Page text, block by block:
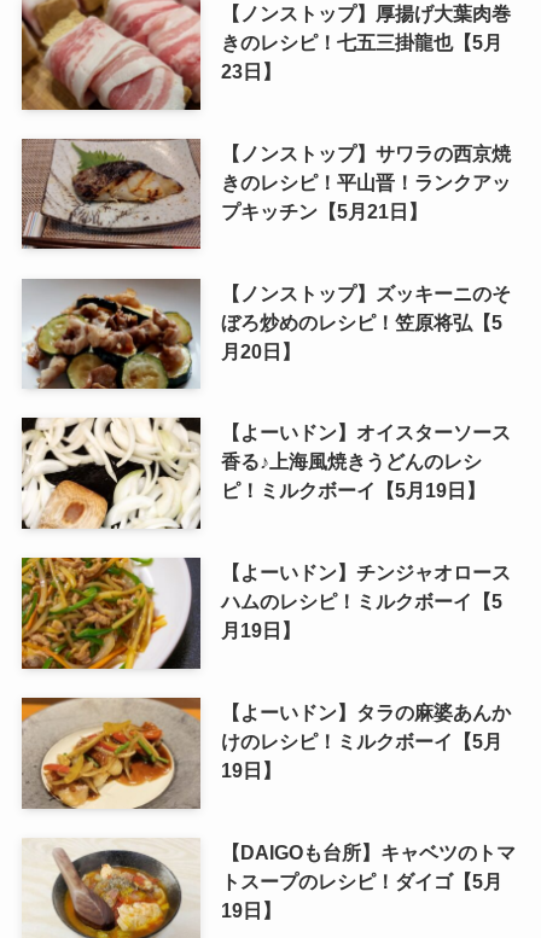
【ノンストップ】厚揚げ大葉肉巻
きのレシピ！七五三掛龍也【5月
23日】
【ノンストップ】サワラの西京焼
きのレシピ！平山晋！ランクアッ
プキッチン【5月21日】
【ノンストップ】ズッキーニのそ
ぼろ炒めのレシピ！笠原将弘【5
月20日】
【よーいドン】オイスターソース
香る♪上海風焼きうどんのレシ
ピ！ミルクボーイ【5月19日】
【よーいドン】チンジャオロース
ハムのレシピ！ミルクボーイ【5
月19日】
【よーいドン】タラの麻婆あんか
けのレシピ！ミルクボーイ【5月
19日】
【DAIGOも台所】キャベツのトマ
トスープのレシピ！ダイゴ【5月
19日】